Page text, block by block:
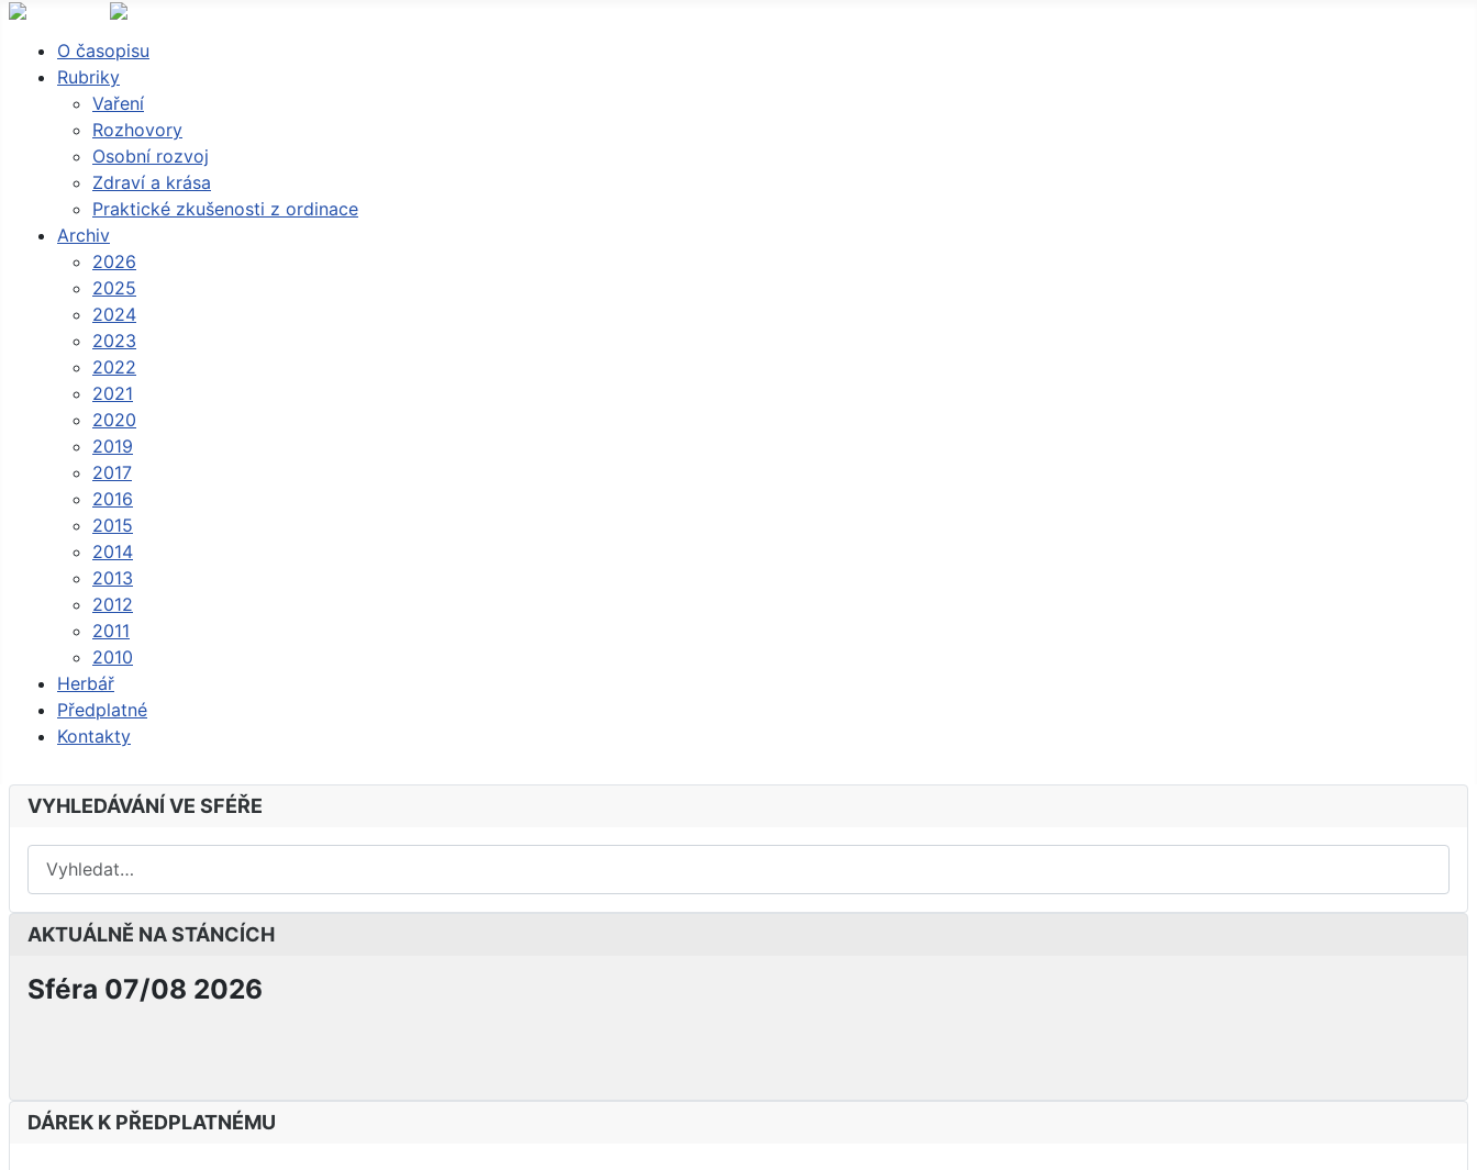
O časopisu
Rubriky
Vaření
Rozhovory
Osobní rozvoj
Zdraví a krása
Praktické zkušenosti z ordinace
Archiv
2026
2025
2024
2023
2022
2021
2020
2019
2017
2016
2015
2014
2013
2012
2011
2010
Herbář
Předplatné
Kontakty
VYHLEDÁVÁNÍ VE SFÉŘE
AKTUÁLNĚ NA STÁNCÍCH
Sféra 07/08 2026
DÁREK K PŘEDPLATNÉMU